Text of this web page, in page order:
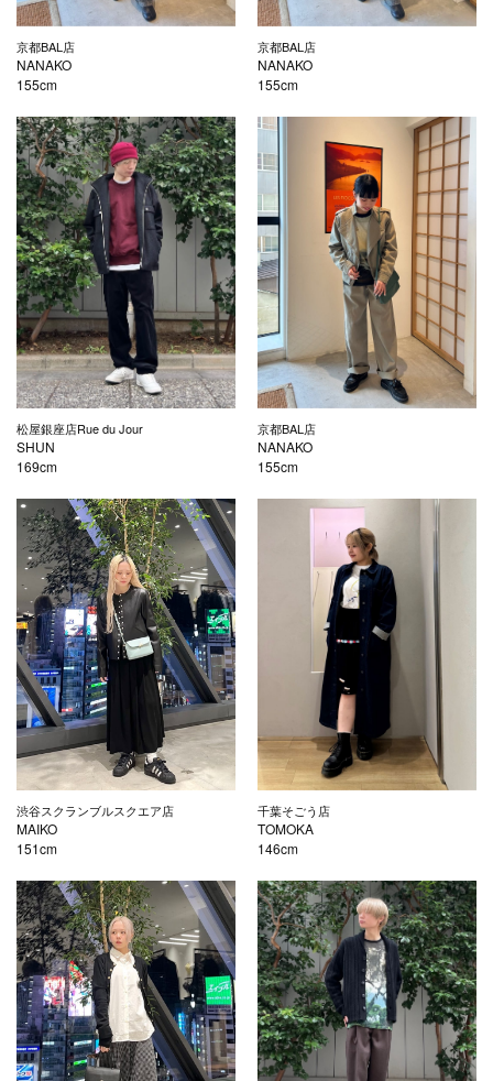
京都BAL店
NANAKO
155cm
京都BAL店
NANAKO
155cm
松屋銀座店Rue du Jour
SHUN
169cm
京都BAL店
NANAKO
155cm
渋谷スクランブルスクエア店
MAIKO
151cm
千葉そごう店
TOMOKA
146cm